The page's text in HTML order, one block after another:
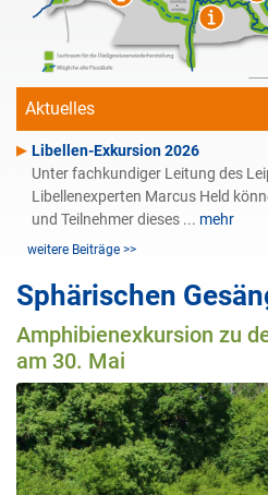
Service
Aktuelles
Libellen-Exkursion 2026
Unter fachkundiger Leitung des
Libellenexperten Marcus Held
und Teilnehmer dieses ... mehr
weitere Beiträge >>
Sphärischen
Amphibienexkursion zu
am 30. Mai